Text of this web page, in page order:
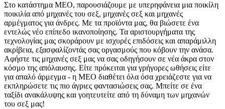
Στο κατάστημα MEO, παρουσιάζουμε με υπερηφάνεια μια ποικίλη
ποικιλία από μηχανές του σεξ, μηχανές σεξ και μηχανές
αρμέγματος για άνδρες. Με τα προϊόντα μας, θα βιώσετε ένα
εντελώς νέο επίπεδο ικανοποίησης. Τα αριστουργήματα της
τεχνολογίας μας σκοράρουν με ισχυρές επιδόσεις και απαράμιλλη
ακρίβεια, εξασφαλίζοντάς σας οργασμούς που κόβουν την ανάσα.
Αφήστε τις μηχανές σεξ μας να σας οδηγήσουν σε νέα άκρα στον
κόσμο της απόλαυσης. Είτε πρόκειται για γρήγορες ωθήσεις είτε
για απαλό άρμεγμα - η MEO διαθέτει όλα όσα χρειάζεστε για να
εκπληρώσετε τις πιο άγριες φαντασιώσεις σας. Μπείτε σε ένα
ταξίδι ανακάλυψης και γοητευτείτε από τη δύναμη των μηχανών
του σεξ μας!